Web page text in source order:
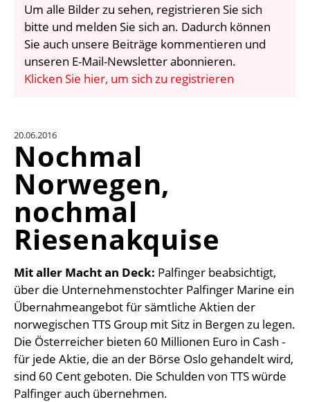
VIDEOS
BIBLIOTHEK
KRAN & BÜHNE
EINHEITENKONVERTER
KONTAKT
Um alle Bilder zu sehen, registrieren Sie sich
bitte und melden Sie sich an. Dadurch können
Sie auch unsere Beiträge kommentieren und
unseren E-Mail-Newsletter abonnieren.
Klicken Sie hier, um sich zu registrieren
20.06.2016
Nochmal
Norwegen,
nochmal
Riesenakquise
Mit aller Macht an Deck: Palfinger beabsichtigt,
über die Unternehmenstochter Palfinger Marine ein
Übernahmeangebot für sämtliche Aktien der
norwegischen TTS Group mit Sitz in Bergen zu legen.
Die Österreicher bieten 60 Millionen Euro in Cash -
für jede Aktie, die an der Börse Oslo gehandelt wird,
sind 60 Cent geboten. Die Schulden von TTS würde
Palfinger auch übernehmen.